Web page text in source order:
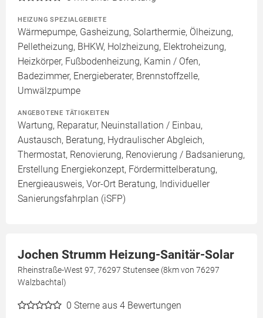
HEIZUNG SPEZIALGEBIETE
Wärmepumpe, Gasheizung, Solarthermie, Ölheizung,
Pelletheizung, BHKW, Holzheizung, Elektroheizung,
Heizkörper, Fußbodenheizung, Kamin / Ofen,
Badezimmer, Energieberater, Brennstoffzelle,
Umwälzpumpe
ANGEBOTENE TÄTIGKEITEN
Wartung, Reparatur, Neuinstallation / Einbau,
Austausch, Beratung, Hydraulischer Abgleich,
Thermostat, Renovierung, Renovierung / Badsanierung,
Erstellung Energiekonzept, Fördermittelberatung,
Energieausweis, Vor-Ort Beratung, Individueller
Sanierungsfahrplan (iSFP)
Jochen Strumm Heizung-Sanitär-Solar
Rheinstraße-West 97, 76297 Stutensee (8km von 76297
Walzbachtal)
0 Sterne aus 4 Bewertungen